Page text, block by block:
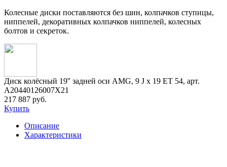
Колесные диски поставляются без шин, колпачков ступицы,
ниппелей, декоративных колпачков ниппелей, колесных
болтов и секреток.
Диск колёсный 19'' задней оси AMG, 9 J x 19 ET 54, арт.
A20440126007X21
217 887 руб.
Купить
Описание
Характеристики